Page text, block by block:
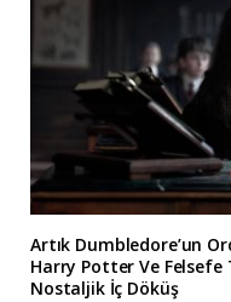
Artık Dumbledore’un
Harry Potter Ve Felsefe
Nostaljik İç Döküş